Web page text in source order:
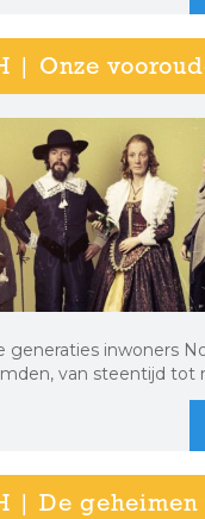
| Onze
generaties inwoners
van steentijd tot
| De geheimen